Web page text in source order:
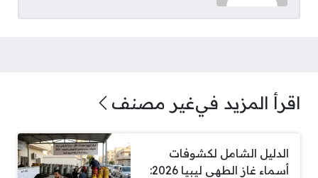
اقرأ المزيد فيغير مصنف
الدليل الشامل لكشوفات
أسماء غاز الطهي ليبيا 2026: